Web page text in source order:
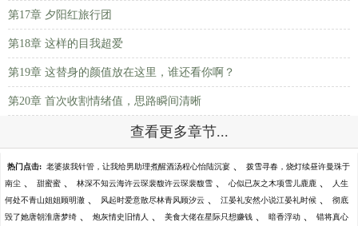
第17章 夕阳红旅行团
第18章 这样的目我超爱
第19章 这替身的颜值放在这里，谁还看你啊？
第20章 首次收割情绪值，思路瞬间清晰
查看更多章节...
热门点击: 老婆拔我针管，让我给男助理煮醒酒汤程心怡陆沉宴 、 拨雪寻春，烧灯续昼许曼珠于
南尘 、 甜蜜蜜 、 林深不知云海许云琛裴馥许云琛裴馥雪 、 心似已灰之木项雪儿鹿鹿 、 人生
何处不青山姐姐顾明澈 、 风起时爱意散尽林青风顾汐云 、 江晏礼安然小说江晏礼时候 、 彻底
毁了她唐朝淮唐梦绮 、 炮灰情史旧情人 、 美食大佬在星际只想赚钱 、 暗香浮动 、 错将真心